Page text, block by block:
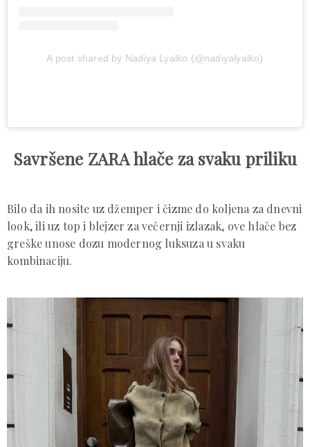
A post shared by Nadiya Lyalko (@nadiyalyalko)
Savršene ZARA hlače za svaku priliku
Bilo da ih nosite uz džemper i čizme do koljena za dnevni
look, ili uz top i blejzer za večernji izlazak, ove hlače bez
greške unose dozu modernog luksuza u svaku
kombinaciju.